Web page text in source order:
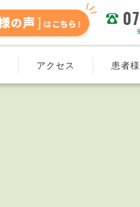
アクセス 患者